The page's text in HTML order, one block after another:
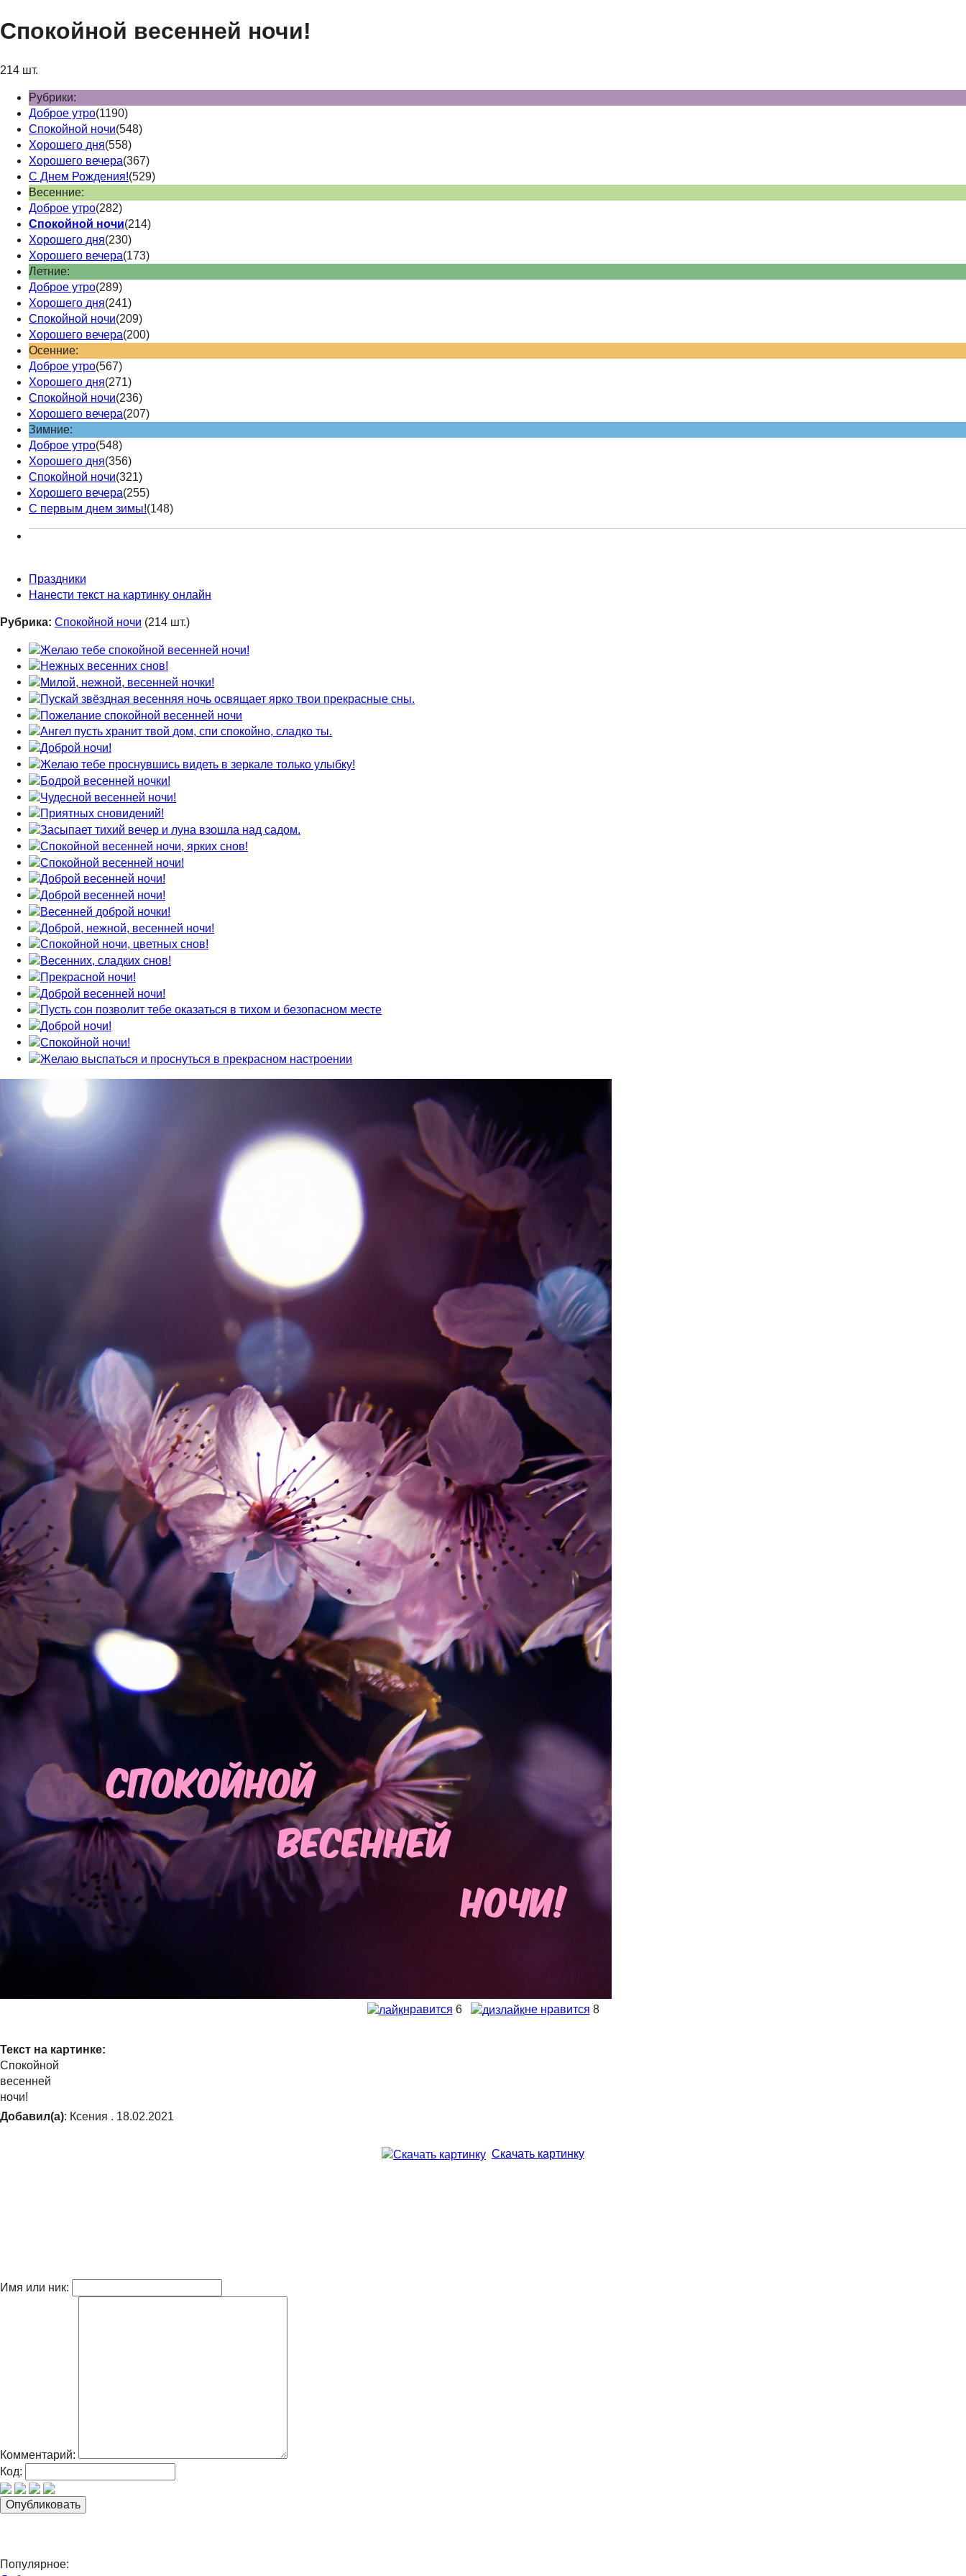
Спокойной весенней ночи!
214 шт.
Рубрики:
Доброе утро(1190)
Спокойной ночи(548)
Хорошего дня(558)
Хорошего вечера(367)
С Днем Рождения!(529)
Весенние:
Доброе утро(282)
Спокойной ночи(214)
Хорошего дня(230)
Хорошего вечера(173)
Летние:
Доброе утро(289)
Хорошего дня(241)
Спокойной ночи(209)
Хорошего вечера(200)
Осенние:
Доброе утро(567)
Хорошего дня(271)
Спокойной ночи(236)
Хорошего вечера(207)
Зимние:
Доброе утро(548)
Хорошего дня(356)
Спокойной ночи(321)
Хорошего вечера(255)
С первым днем зимы!(148)
Праздники
Нанести текст на картинку онлайн
Рубрика: Спокойной ночи (214 шт.)
нравится 6 не нравится 8
Текст на картинке:
Спокойной
весенней
ночи!
Добавил(а): Ксения . 18.02.2021
Скачать картинку
Имя или ник:
Комментарий:
Код:
Популярное: